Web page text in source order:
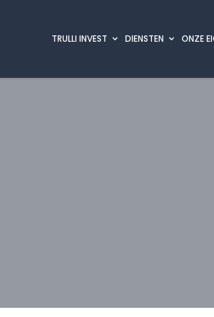
TRULLI INVEST DIENSTEN ONZE